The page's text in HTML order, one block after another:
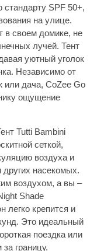
SPF 50+,
на улице.
в своем домике, не
лучей. Тент
уютный уголок
Независимо от
или дача, CoZee Go
ощущение
Tutti Bambini
сеткой,
воздуха и
насекомых.
воздухом, а вы –
Shade
легко крепится и
Это идеальный
поездка или
границу.